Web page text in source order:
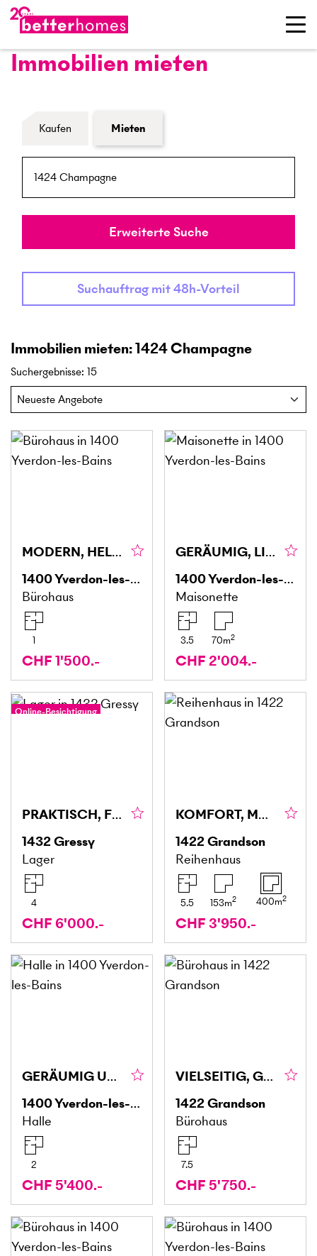
Immobilien mieten
Formular Immobiliensuche
Kaufen Mieten
Umkreis
Erweiterte Suche
Suchauftrag mit 48h-Vorteil
Immobilien mieten: 1424 Champagne
Suchergebnisse: 15
MODERN, HELL, ZUGÄNGLICH
1400Yverdon-les-Bains
Bürohaus
1
CHF 1'500.-
GERÄUMIG, LICHTDURCHFLUTET UND MODERN
1400Yverdon-les-Bains
Maisonette
3.5 70m2
CHF 2'004.-
Online-Besichtigung
PRAKTISCH, FLEXIBEL & IDEAL GELEGEN
1432Gressy
Lager
4
CHF 6'000.-
KOMFORT, MODERN MIT GARTEN
1422Grandson
Reihenhaus
5.5 153m2 400m2
CHF 3'950.-
GERÄUMIG UND IDEAL GELEGEN
1400Yverdon-les-Bains
Halle
2
CHF 5'400.-
VIELSEITIG, GROSSZÜGIG, PROFESSIONELL
1422Grandson
Bürohaus
7.5
CHF 5'750.-